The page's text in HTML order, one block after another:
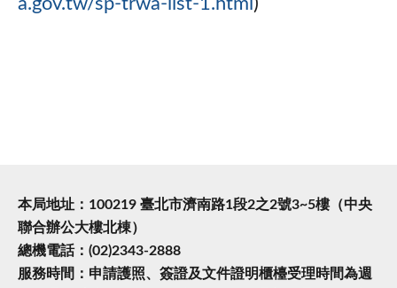
a.gov.tw/sp-trwa-list-1.html )
本局地址：100219 臺北市濟南路1段2之2號3~5樓（中央
聯合辦公大樓北棟）
總機電話：(02)2343-2888
服務時間：申請護照、簽證及文件證明櫃檯受理時間為週